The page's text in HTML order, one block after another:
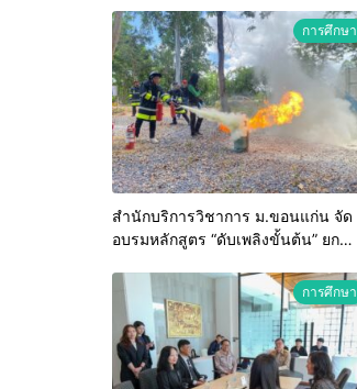
การศึกษา
สำนักบริการวิชาการ ม.ขอนแก่น จัด
อบรมหลักสูตร “ดับเพลิงขั้นต้น” ยก
อัคคีภัยตามมาตรฐานสากล
การศึกษา